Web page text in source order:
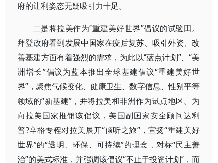
府的让利姿态无疑吸引力十足。
二是将拉美作为“重建美好世界”倡议的试验田。
拜登政府看到发展中国家在疫后复苏、吸引外资、改
善基建方面有着强烈的需求，为此以“蓝点计划”、“美
洲增长”倡议为蓝本推出全球基建倡议“重建美好世
界”，聚焦气候变化、健康卫生、数字信息、性别平等
领域的“新基建”，并将拉美和非洲作为试点地区。为
向拉美国家推销该倡议，美国副国家安全顾问达利
普?辛格专程对拉美展开“倾听之旅”，宣扬“重建美好
世界”的“透明、环保、可持续”的理念，对标“民主善
治”的美式标准，并强调该倡议“不止于投资计划”，而